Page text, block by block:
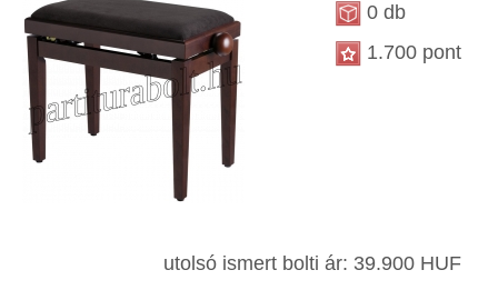
0 db
1.700 pont
utolsó ismert bolti ár: 39.900 HUF